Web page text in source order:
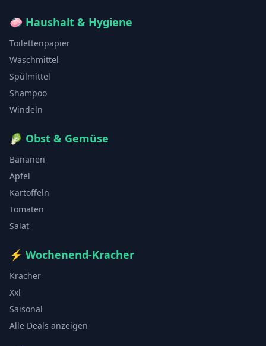
🧼 Haushalt & Hygiene
Toilettenpapier
Waschmittel
Spülmittel
Shampoo
Windeln
🥬 Obst & Gemüse
Bananen
Äpfel
Kartoffeln
Tomaten
Salat
⚡ Wochenend-Kracher
Kracher
Xxl
Saisonal
Alle Deals anzeigen